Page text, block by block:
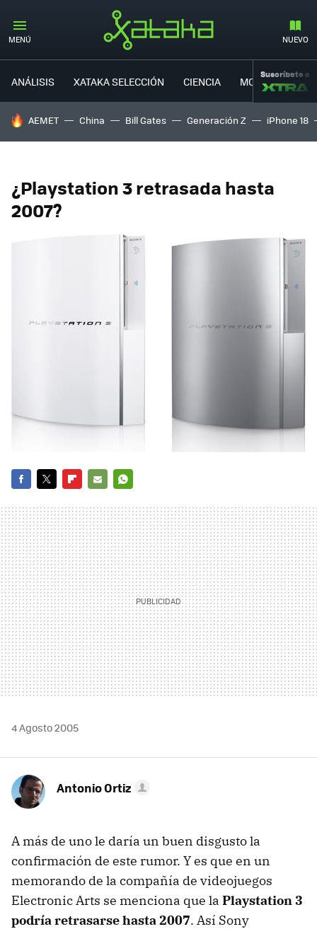
MENÚ NUEVO
ANÁLISIS XATAKA SELECCIÓN CIENCIA MOVILIDAD
Suscríbete a
HOY SE HABLA DE
AEMET China Bill Gates Generación Z iPhone 18
¿Playstation 3 retrasada hasta
2007?
MAIL
4 Agosto 2005
Antonio Ortiz
A más de uno le daría un buen disgusto la
confirmación de este rumor. Y es que en un
memorando de la compañía de videojuegos
Electronic Arts se menciona que la Playstation 3
podría retrasarse hasta 2007. Así Sony